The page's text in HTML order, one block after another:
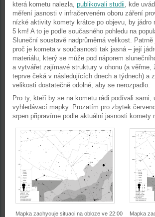
která kometu nalezla, publikovali studii, kde
měření jasnosti v infračerveném oboru záření
nízké aktivity komety krátce po objevu, by jádro
5 km! A to je podle současného pohledu na
Sluneční soustavě nadprůměrná velikost.
proč je kometa v současnosti tak jasná – její
materiálu, který se může pod náporem
a vytvářet zajímavé struktury v ohonu (a věřme,
teprve čeká v následujících dnech a týdnech) a
velikosti dostatečně odolné, aby se nerozpadlo.
Pro ty, kteří by se na kometu rádi podívali sami,
vyhledávací mapky. Prozatím pro zbytek
srpen připravíme podle aktuální jasnosti komety
Mapka zachycuje situaci na obloze ve 22:00
Mapka